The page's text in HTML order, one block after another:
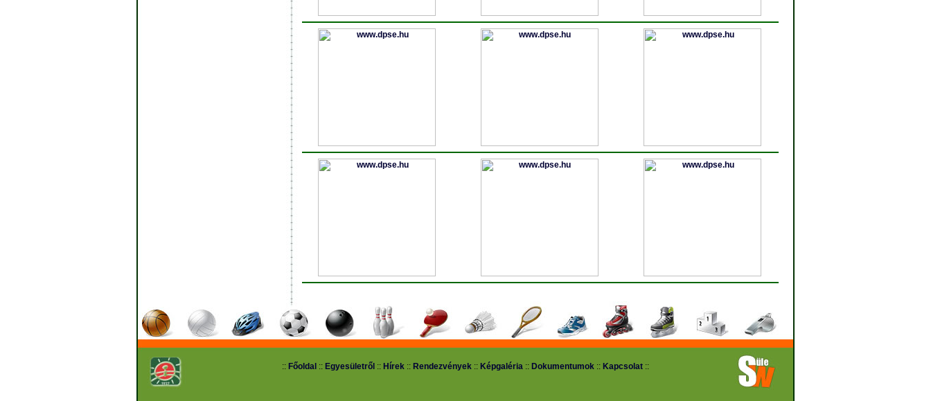
:: Főoldal :: Egyesületről :: Hírek :: Rendezvények :: Képgaléria :: Dokumentumok :: Kapcsolat ::